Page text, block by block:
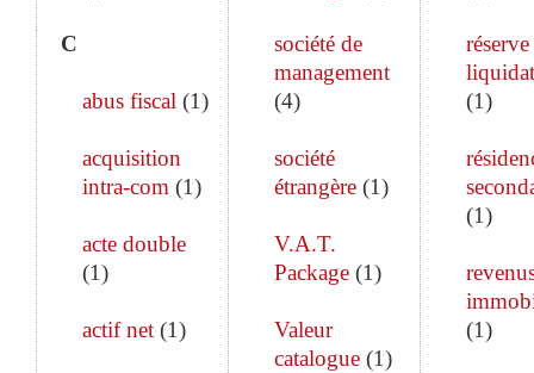
C
abus fiscal (1)
acquisition
intra-com (1)
acte double
(1)
actif net (1)
société de
management
(4)
société
étrangère(1)
V.A.T.
Package(1)
Valeur
catalogue(1)
(1)
(1)
(1)